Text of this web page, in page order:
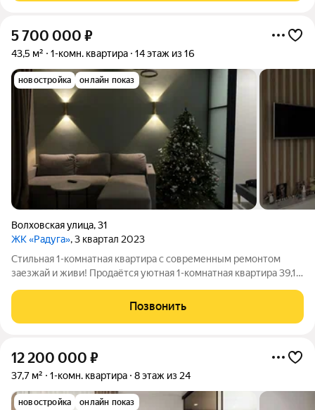
5 700 000 ₽
43,5 м² 1-комн. квартира 14 этаж из 16
новостройка онлайн показ
Волховская улица,31
ЖК «Радуга», 3 квартал 2023
Стильная 1-комнатная квартира с современным ремонтом
заезжай и живи! Продаётся уютная 1-комнатная квартира 39,1
полностью готова к проживанию и не требует никаких
вложений. Современный
Позвонить
12 200 000 ₽
37,7 м² 1-комн. квартира 8 этаж из 24
новостройка онлайн показ